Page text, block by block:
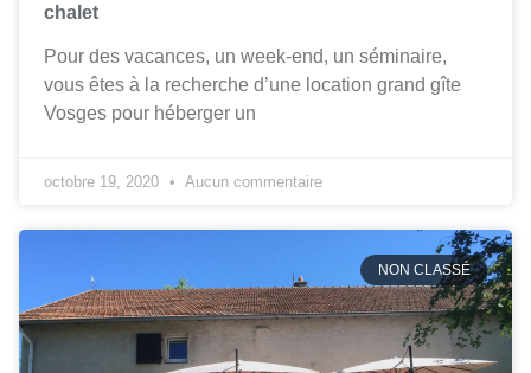
chalet
Pour des vacances, un week-end, un séminaire,
vous êtes à la recherche d’une location grand gîte
Vosges pour héberger un
octobre 19, 2020 Aucun commentaire
NON CLASSÉ